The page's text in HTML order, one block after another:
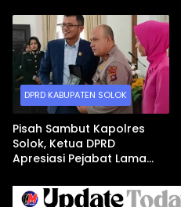
DPRD KABUPATEN SOLOK
Pisah Sambut Kapolres
Solok, Ketua DPRD
Apresiasi Pejabat Lama